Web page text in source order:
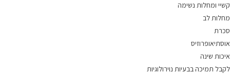
קשיי ומחלות נשימה
מחלות לב
סכרת
אוסתיאופרוזיס
איכות שינה
לקבל תמיכה בבעיות נוירולוגיות